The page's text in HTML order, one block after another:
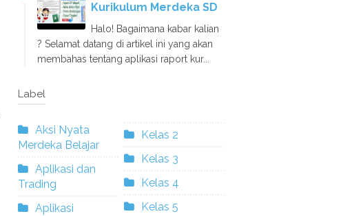
Kurikulum Merdeka SD
Halo! Bagaimana kabar kalian
? Selamat datang di artikel ini yang akan
membahas tentang aplikasi raport kur...
Label
Aksi Nyata
Merdeka Belajar
Aplikasi dan
Trading
Aplikasi
Kelas 2
Kelas 3
Kelas 4
Kelas 5